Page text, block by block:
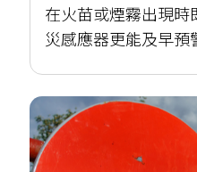
在火苗或煙霧出現
災感應器更能及早預